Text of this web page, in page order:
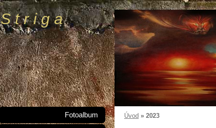
S t r i g a
Úvod » 2023
Fotoalbum